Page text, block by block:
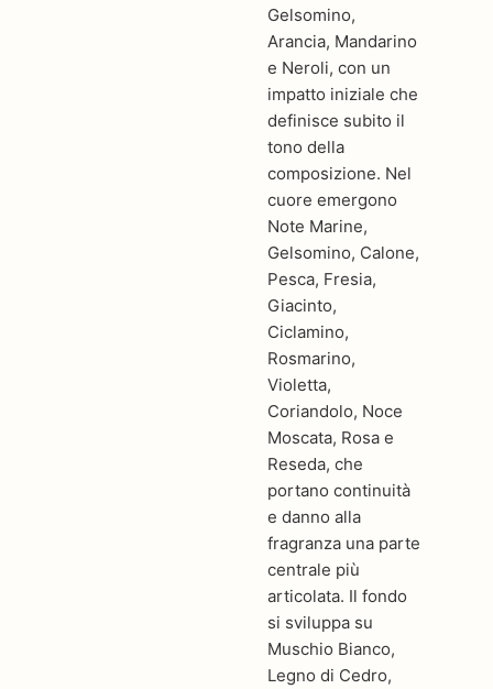
Gelsomino,
Arancia, Mandarino
e Neroli, con un
impatto iniziale che
definisce subito il
tono della
composizione. Nel
cuore emergono
Note Marine,
Gelsomino, Calone,
Pesca, Fresia,
Giacinto,
Ciclamino,
Rosmarino,
Violetta,
Coriandolo, Noce
Moscata, Rosa e
Reseda, che
portano continuità
e danno alla
fragranza una parte
centrale più
articolata. Il fondo
si sviluppa su
Muschio Bianco,
Legno di Cedro,